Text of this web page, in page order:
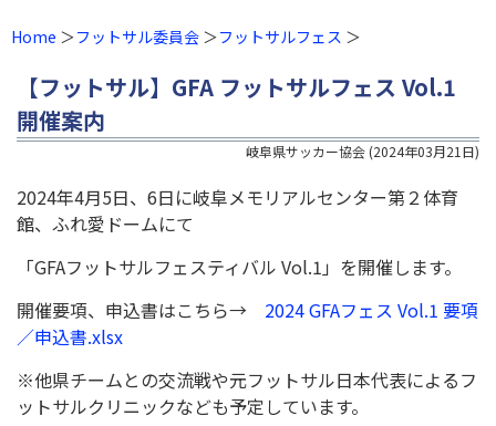
Home フットサル委員会 フットサルフェス
【フットサル】GFA フットサルフェス Vol.1
開催案内
岐阜県サッカー協会 (2024年03月21日)
2024年4月5日、6日に岐阜メモリアルセンター第２体育
館、ふれ愛ドームにて
「GFAフットサルフェスティバル Vol.1」を開催します。
開催要項、申込書はこちら→ 2024 GFAフェス Vol.1 要項
／申込書.xlsx
※他県チームとの交流戦や元フットサル日本代表によるフ
ットサルクリニックなども予定しています。